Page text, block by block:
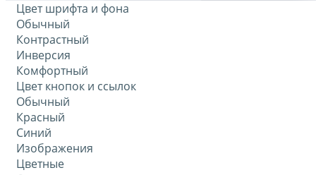
Цвет шрифта и фона
Обычный
Контрастный
Инверсия
Комфортный
Цвет кнопок и ссылок
Обычный
Красный
Синий
Изображения
Цветные